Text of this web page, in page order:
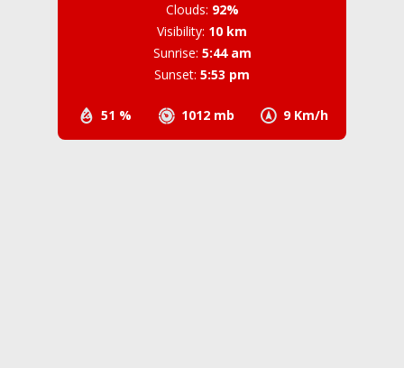
51 % 1012 mb 9 Km/h
Clouds: 92%
Visibility: 10 km
Sunrise: 5:44 am
Sunset: 5:53 pm